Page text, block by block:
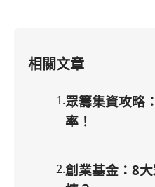
相關文章
1.眾籌集資攻略
率！
2.創業基金：8